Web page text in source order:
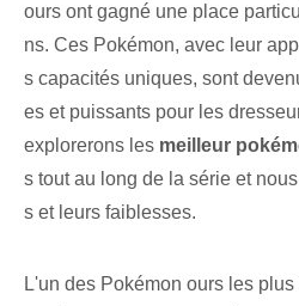
ours ont gagné une place
ns. Ces Pokémon, avec leur
s capacités uniques, sont
es et puissants pour les
explorerons les meilleur
s tout au long de la série et
s et leurs faiblesses.
L'un des Pokémon ours les